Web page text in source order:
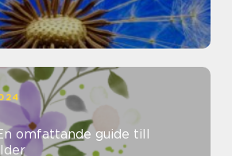
omfattande guide till